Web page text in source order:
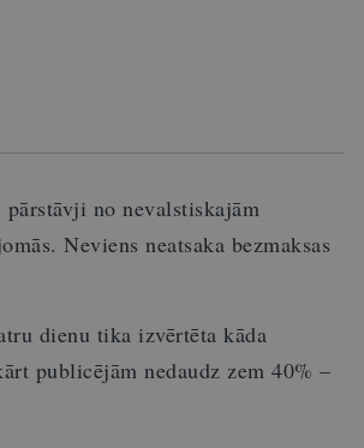
no nevalstiskajām
Neviens neatsaka bezmaksas
dienu tika izvērtēta kāda
publicējām nedaudz zem 40% –